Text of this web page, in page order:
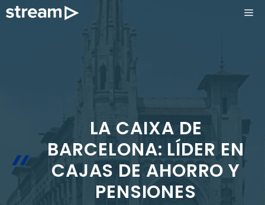
Saltar
LA CAIXA DE
BARCELONA: LÍDER EN
CAJAS DE AHORRO Y
PENSIONES